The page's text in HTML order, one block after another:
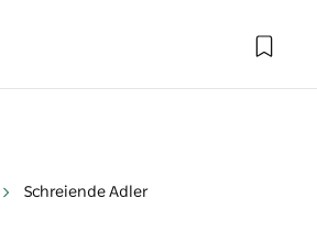
Schreiende Adler